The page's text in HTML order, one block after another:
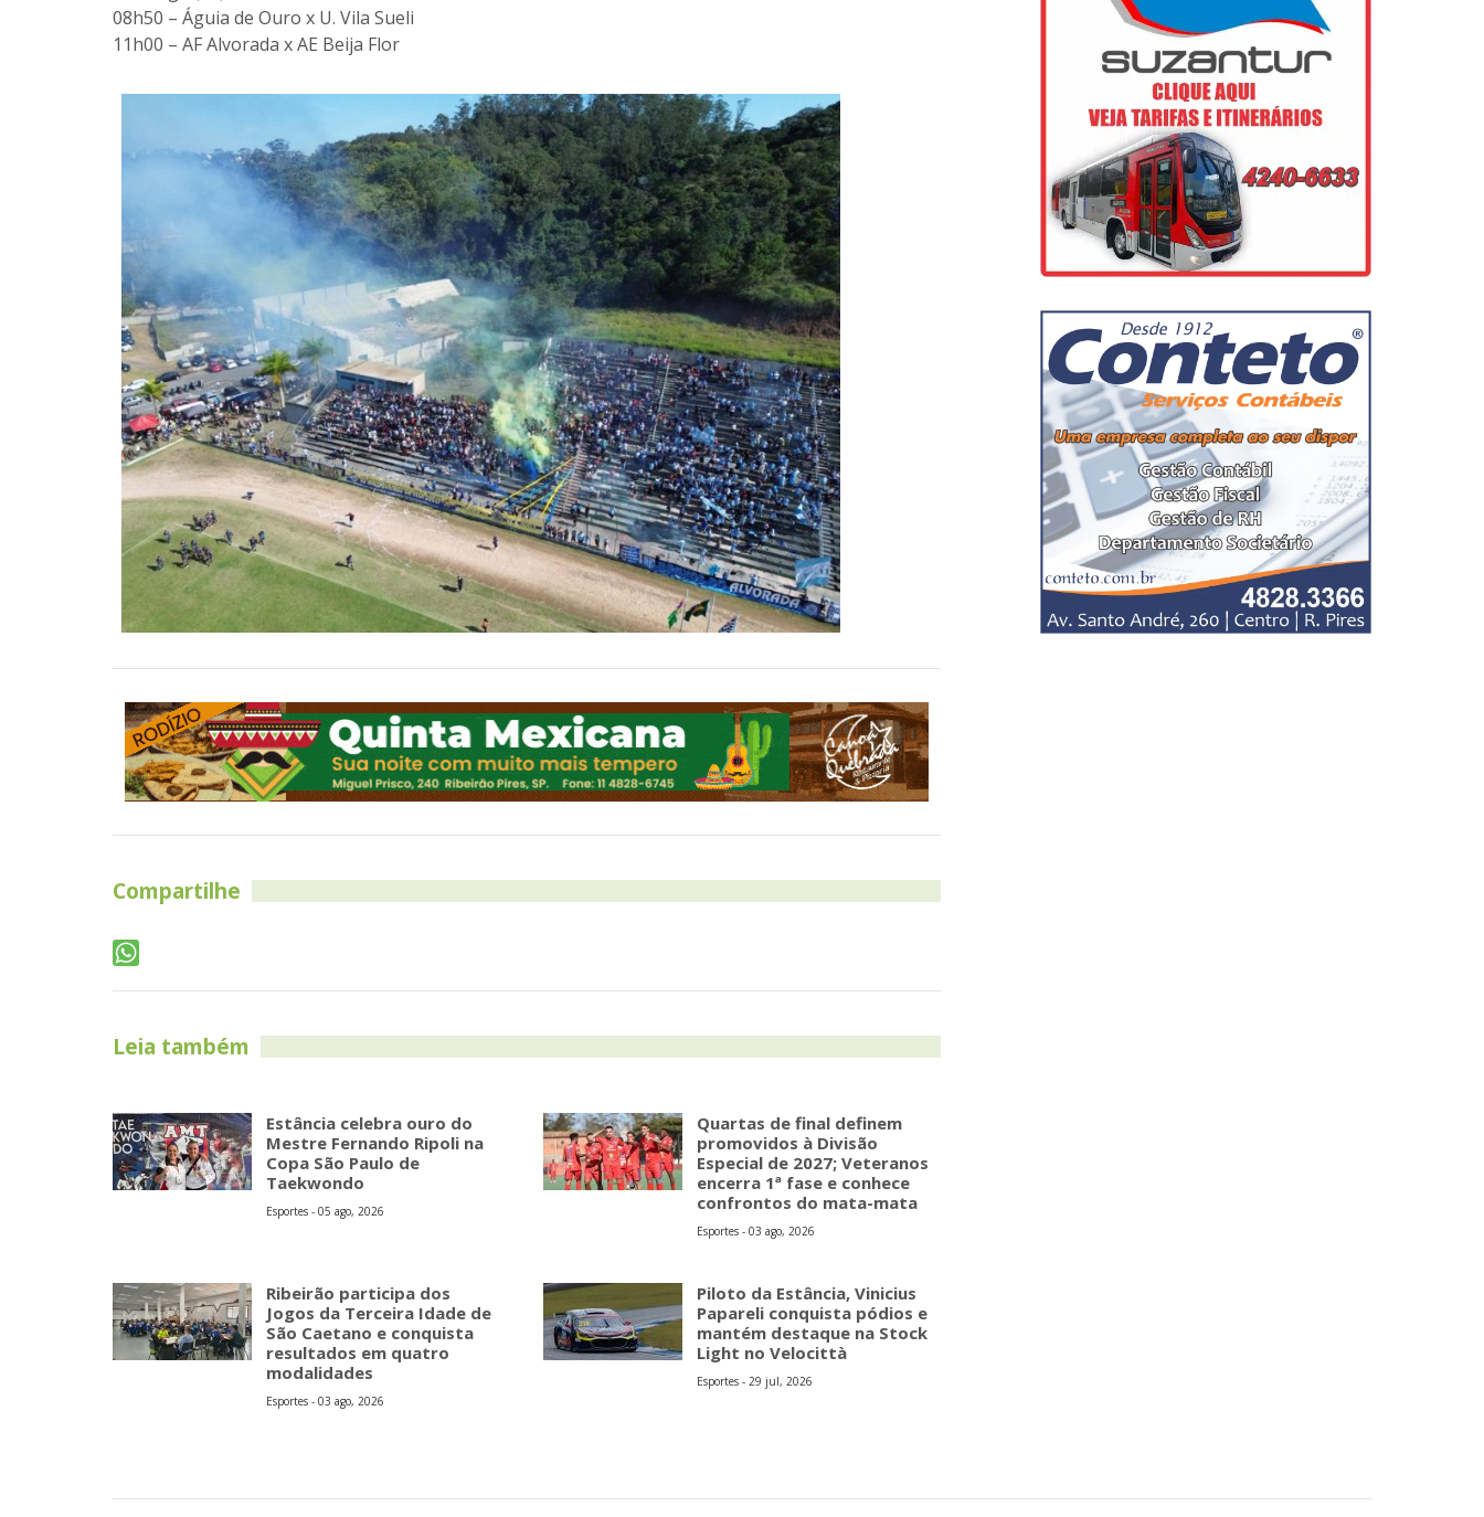
08h50 – Águia de Ouro x U. Vila Sueli
11h00 – AF Alvorada x AE Beija Flor
Compartilhe
Leia também
Estância celebra ouro do
Mestre Fernando Ripoli na
Copa São Paulo de
Taekwondo
Esportes - 05 ago, 2026
Quartas de final definem
promovidos à Divisão
Especial de 2027; Veteranos
encerra 1ª fase e conhece
confrontos do mata-mata
Esportes - 03 ago, 2026
Ribeirão participa dos
Jogos da Terceira Idade de
São Caetano e conquista
resultados em quatro
modalidades
Esportes - 03 ago, 2026
Piloto da Estância, Vinicius
Papareli conquista pódios e
mantém destaque na Stock
Light no Velocittà
Esportes - 29 jul, 2026